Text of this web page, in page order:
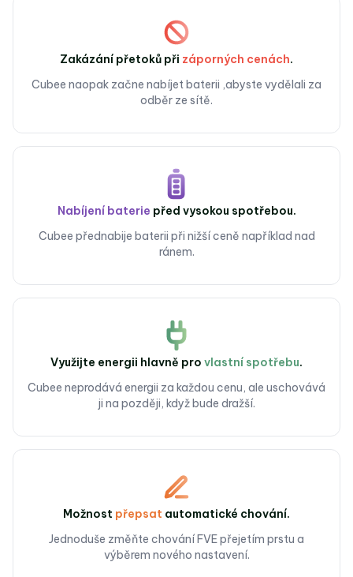
Zakázání přetoků při záporných cenách.
Cubee naopak začne nabíjet baterii ,abyste vydělali za
odběr ze sítě.
Nabíjení baterie před vysokou spotřebou.
Cubee přednabije baterii při nižší ceně například nad
ránem.
Využijte energii hlavně pro vlastní spotřebu.
Cubee neprodává energii za každou cenu, ale uschovává
ji na později, když bude dražší.
Možnost přepsat automatické chování.
Jednoduše změňte chování FVE přejetím prstu a
výběrem nového nastavení.